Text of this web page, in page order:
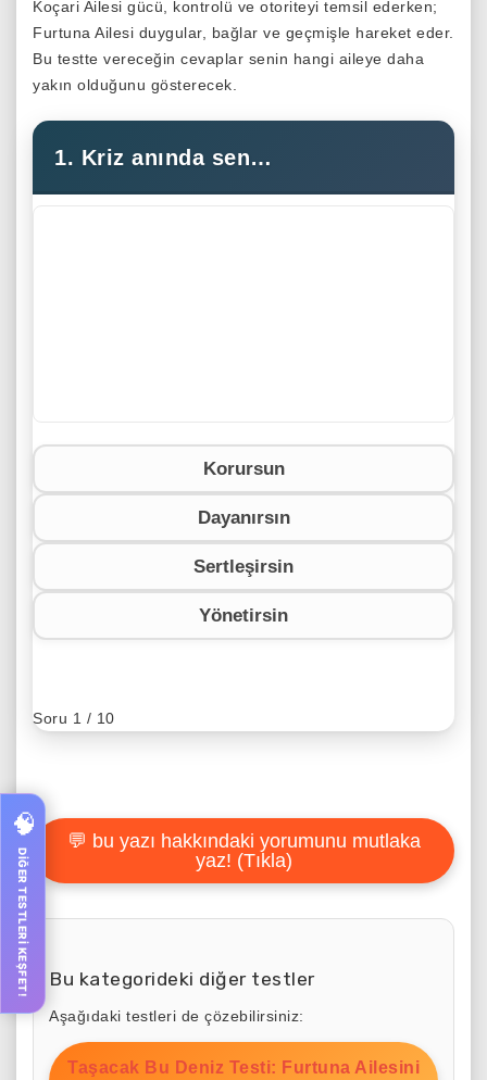
Koçari Ailesi gücü, kontrolü ve otoriteyi temsil ederken;
Furtuna Ailesi duygular, bağlar ve geçmişle hareket eder.
Bu testte vereceğin cevaplar senin hangi aileye daha
yakın olduğunu gösterecek.
1. Kriz anında sen…
Korursun
Dayanırsın
Sertleşirsin
Yönetirsin
Soru 1 / 10
💬 bu yazı hakkındaki yorumunu mutlaka
yaz! (Tıkla)
Bu kategorideki diğer testler
Aşağıdaki testleri de çözebilirsiniz:
Taşacak Bu Deniz Testi: Furtuna Ailesini
🧠
DİĞER TESTLERİ KEŞFET!